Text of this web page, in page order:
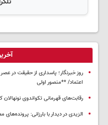
روز خبرنگار؛ پاسداری از حقیقت در
اعتماد/ **منصور اولی
رقابت‌های قهرمانی تکواندوی
الزیدی در دیدار با بارزانی: